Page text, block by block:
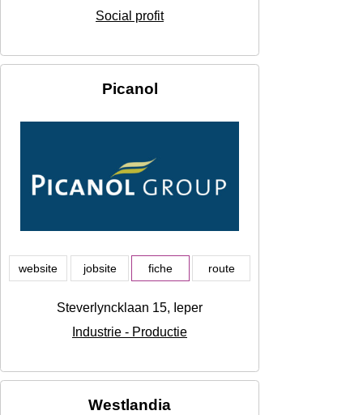
Social profit
Picanol
website jobsite fiche route
Steverlyncklaan 15, Ieper
Industrie - Productie
Westlandia